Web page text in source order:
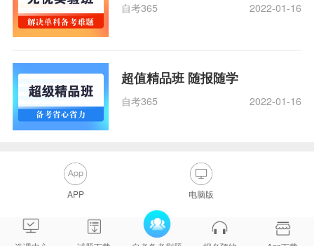
自考365 2022-01-16
超值精品班 随报随学
自考365 2022-01-16
APP 电脑版